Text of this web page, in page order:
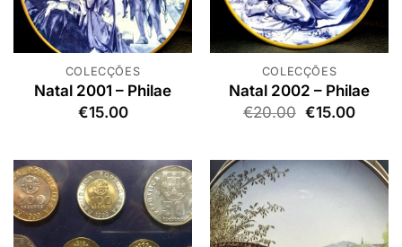
COLECÇÕES
Natal 2001 – Philae
€15.00
COLECÇÕES
Natal 2002 – Philae
€20.00 O
era:
€20.00.
€15.00O
é: